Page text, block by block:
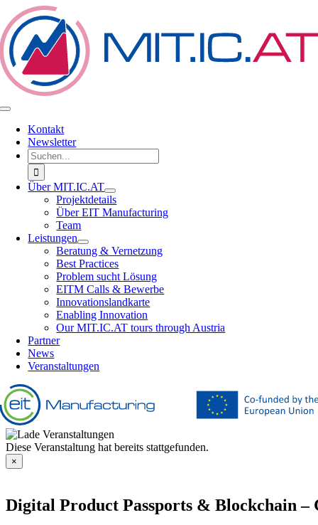
Zum
Inhalt
springen
Toggle
NavigationKontakt
Newsletter
Suche
nach:
Über MIT.IC.AT
Projektdetails
Über EIT Manufacturing
Team
Leistungen
Beratung & Vernetzung
Best Practices
Problem sucht Lösung
EITM Calls & Bewerbe
Innovationslandkarte
Enabling Innovation
Our MIT.IC.AT tours through Austria
Partner
News
Veranstaltungen
Diese Veranstaltung hat bereits stattgefunden.
×
Digital Product Passports & Blockchain